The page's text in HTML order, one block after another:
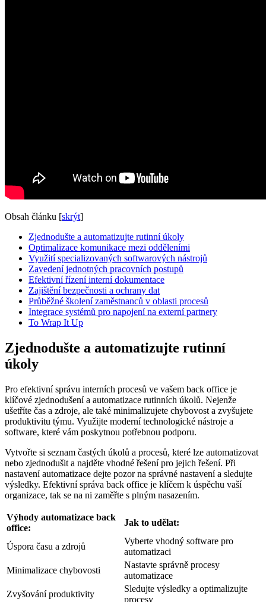
Obsah článku [skrýt]
Zjednodušte a automatizujte rutinní úkoly
Optimalizace komunikace mezi odděleními
Využití specializovaných softwarových nástrojů
Zavedení jednotných pracovních postupů
Efektivní řízení interní dokumentace
Zajištění bezpečnosti a ochrany dat
Průběžné školení zaměstnanců v oblasti procesů
Integrace systémů pro napojení na externí partnery
To Wrap It Up
Zjednodušte a automatizujte rutinní
úkoly
Pro efektivní správu interních procesů ve vašem back office je
klíčové zjednodušení a automatizace rutinních úkolů. Nejenže
ušetříte čas a zdroje, ale také minimalizujete chybovost a zvyšujete
produktivitu týmu. Využijte moderní technologické nástroje a
software, které vám poskytnou potřebnou podporu.
Vytvořte si seznam častých úkolů a procesů, které lze automatizovat
nebo zjednodušit a najděte vhodné řešení pro jejich řešení. Při
nastavení automatizace dejte pozor na správné nastavení a sledujte
výsledky. Efektivní správa back office je klíčem k úspěchu vaší
organizace, tak se na ni zaměřte s plným nasazením.
Výhody automatizace back
office:
Jak to udělat:
Úspora času a zdrojů
Vyberte vhodný software pro
automatizaci
Minimalizace chybovosti
Nastavte správně procesy
automatizace
Zvyšování produktivity
Sledujte výsledky a optimalizujte
procesy